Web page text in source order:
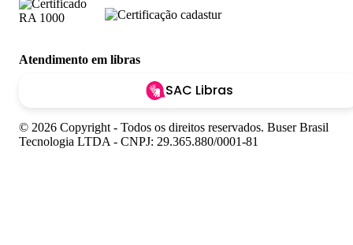
Atendimento em libras
SAC Libras
© 2026 Copyright - Todos os direitos reservados. Buser Brasil
Tecnologia LTDA - CNPJ: 29.365.880/0001-81